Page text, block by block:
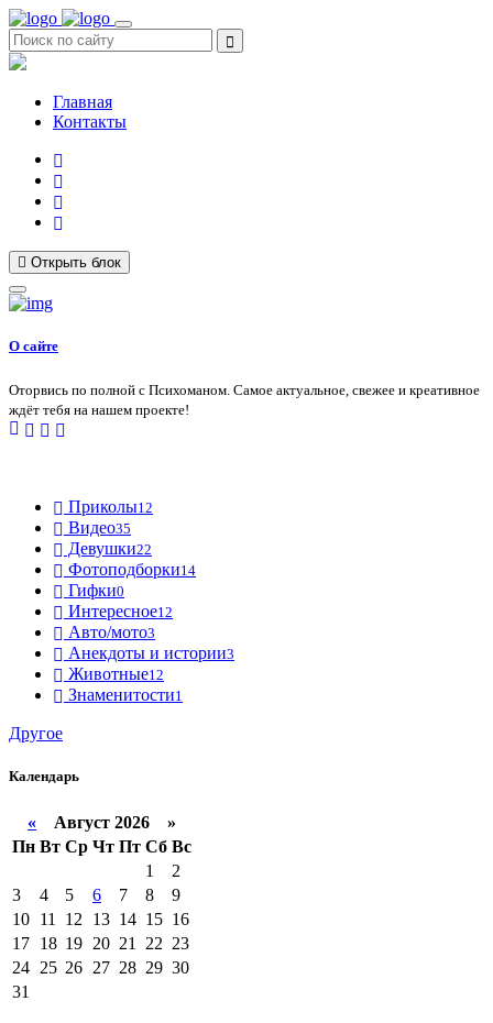
Главная
Контакты
Открыть блок
О сайте
Оторвись по полной с Психоманом. Самое актуальное, свежее и креативное
ждёт тебя на нашем проекте!
Приколы12
Видео35
Девушки22
Фотоподборки14
Гифки0
Интересное12
Авто/мото3
Анекдоты и истории3
Животные12
Знаменитости1
Другое
Календарь
« Август 2026 »
Пн Вт Ср Чт Пт Сб Вс
1
2
3
4 5 6 7 8
9
10 11 12 13 14 15 16
17 18 19 20 21 22 23
24 25 26 27 28 29 30
31